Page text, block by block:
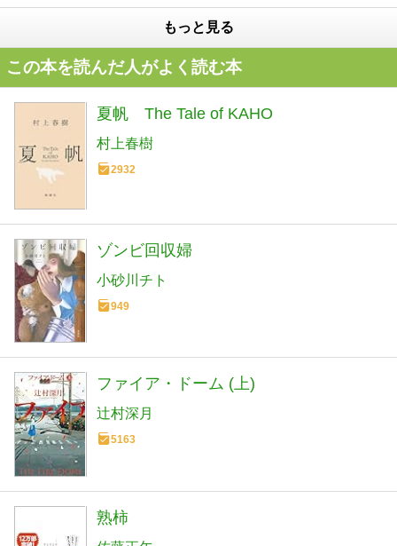
もっと見る
この本を読んだ人がよく読む本
夏帆 The Tale of KAHO
村上春樹
2932
ゾンビ回収婦
小砂川チト
949
ファイア・ドーム (上)
辻村深月
5163
熟柿